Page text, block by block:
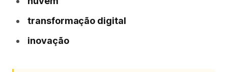
transformação digital
inovação